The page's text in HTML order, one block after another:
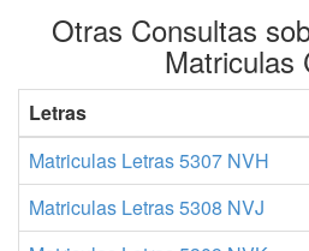
Otras Consultas
Matriculas
Letras
Matriculas Letras 5307 NVH
Matriculas Letras 5308 NVJ